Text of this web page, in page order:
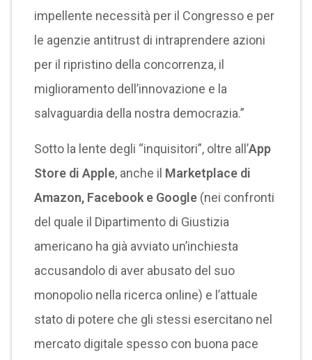
impellente necessità per il Congresso e per
le agenzie antitrust di intraprendere azioni
per il ripristino della concorrenza, il
miglioramento dell’innovazione e la
salvaguardia della nostra democrazia.”
Sotto la lente degli “inquisitori”, oltre all’App
Store di Apple, anche il Marketplace di
Amazon, Facebook e Google (nei confronti
del quale il Dipartimento di Giustizia
americano ha già avviato un’inchiesta
accusandolo di aver abusato del suo
monopolio nella ricerca online) e l’attuale
stato di potere che gli stessi esercitano nel
mercato digitale spesso con buona pace